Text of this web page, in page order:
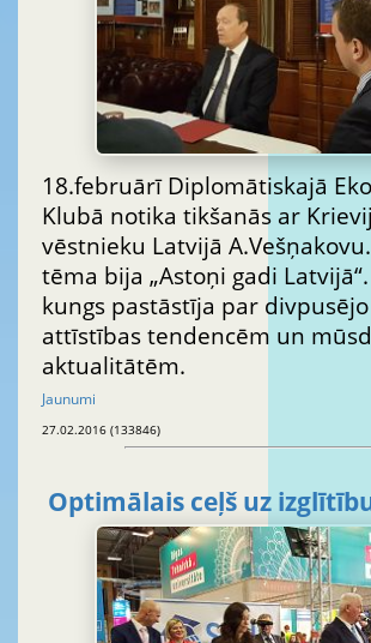
18.februārī Diplomātiskajā
Klubā notika tikšanās ar
vēstnieku Latvijā
tēma bija „Astoņi gadi
kungs pastāstīja par
attīstības tendencēm un
aktualitātēm.
Jaunumi
27.02.2016 (133846)
Optimālais ceļš uz